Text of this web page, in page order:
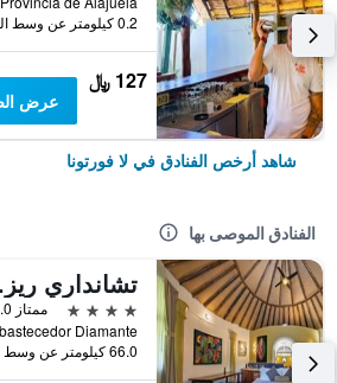
0.2 كيلومتر عن وسط المدينة
127 ﷼
عرض
شاهد أرخص الفنادق في لا فورتونا
الفنادق الموصى بها
4 نجوم
ممتاز 9.0
66.0 كيلومتر عن وسط المدينة